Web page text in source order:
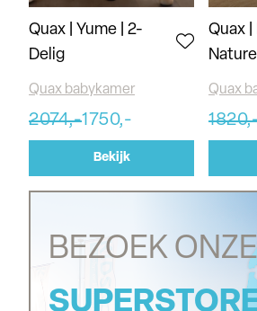
Quax | Yume | 2-
Delig
Quax babykamer
2074,-1750,-
Bekijk
Quax |
Quax
BEZOEK ONZE